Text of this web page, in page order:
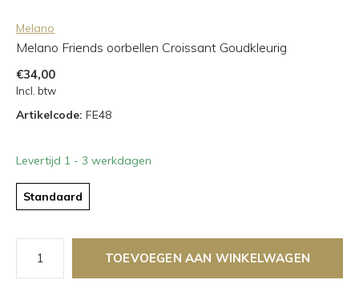
Melano
Melano Friends oorbellen Croissant Goudkleurig
€34,00
Incl. btw
Artikelcode: FE48
Levertijd 1 - 3 werkdagen
Standaard
TOEVOEGEN AAN WINKELWAGEN